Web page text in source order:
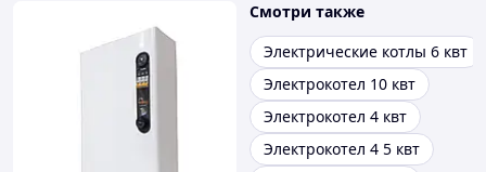
Смотри также
Электрические котлы 6 квт
Электрокотел 10 квт
Электрокотел 4 квт
Электрокотел 4 5 квт